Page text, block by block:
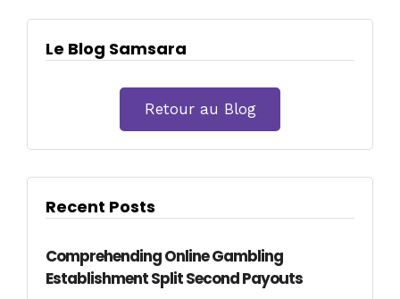
Le Blog Samsara
Retour au Blog
Recent Posts
Comprehending Online Gambling
Establishment Split Second Payouts